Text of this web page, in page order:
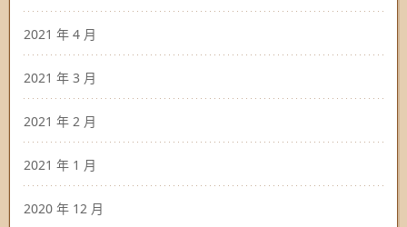
2021 年 4 月
2021 年 3 月
2021 年 2 月
2021 年 1 月
2020 年 12 月